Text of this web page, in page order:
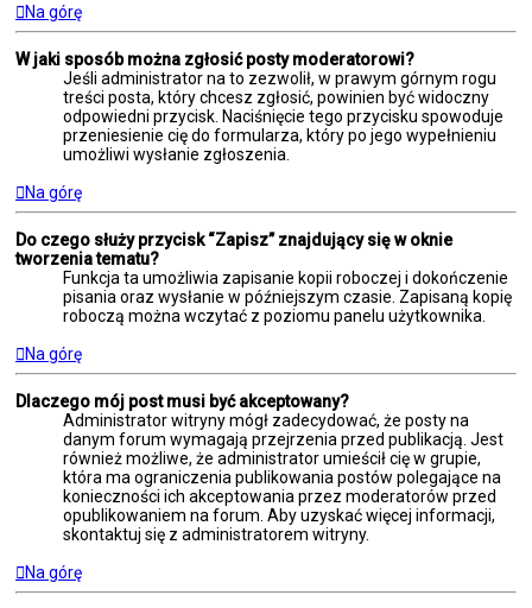
Na górę
W jaki sposób można zgłosić posty moderatorowi?
Jeśli administrator na to zezwolił, w prawym górnym rogu
treści posta, który chcesz zgłosić, powinien być widoczny
odpowiedni przycisk. Naciśnięcie tego przycisku spowoduje
przeniesienie cię do formularza, który po jego wypełnieniu
umożliwi wysłanie zgłoszenia.
Na górę
Do czego służy przycisk “Zapisz” znajdujący się w oknie
tworzenia tematu?
Funkcja ta umożliwia zapisanie kopii roboczej i dokończenie
pisania oraz wysłanie w późniejszym czasie. Zapisaną kopię
roboczą można wczytać z poziomu panelu użytkownika.
Na górę
Dlaczego mój post musi być akceptowany?
Administrator witryny mógł zadecydować, że posty na
danym forum wymagają przejrzenia przed publikacją. Jest
również możliwe, że administrator umieścił cię w grupie,
która ma ograniczenia publikowania postów polegające na
konieczności ich akceptowania przez moderatorów przed
opublikowaniem na forum. Aby uzyskać więcej informacji,
skontaktuj się z administratorem witryny.
Na górę